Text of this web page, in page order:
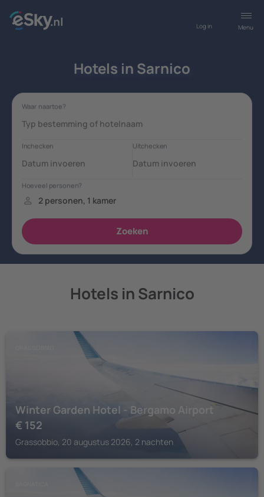
Menu
Log in
Hotels in Sarnico
Hotels in Sarnico
Winter Garden Hotel - Bergamo Airport
€ 152
Grassobbio, 20 augustus 2026, 2 nachten